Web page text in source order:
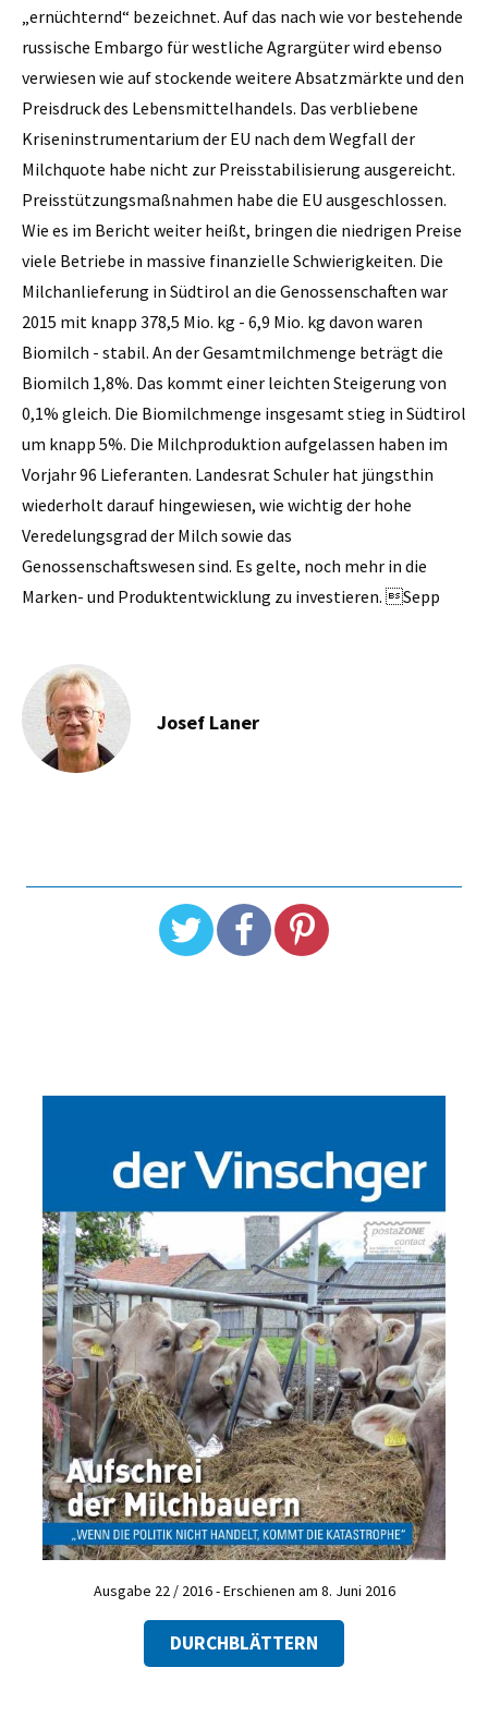
„ernüchternd“ bezeichnet. Auf das nach wie vor bestehende
russische Embargo für westliche Agrargüter wird ebenso
verwiesen wie auf stockende weitere Absatzmärkte und den
Preisdruck des Lebensmittel­handels. Das verbliebene
Kriseninstrumentarium der EU nach dem Wegfall der
Milchquote habe nicht zur Preisstabilisierung ausgereicht.
Preisstützungsmaßnahmen habe die EU ausgeschlossen.
Wie es im Bericht weiter heißt, bringen die niedrigen Preise
viele Betriebe in massive finanzielle Schwierigkeiten. Die
Milchanlieferung in Südtirol an die Genossenschaften war
2015 mit knapp 378,5 Mio. kg - 6,9 Mio. kg davon waren
Biomilch - stabil. An der Gesamtmilchmenge beträgt die
Biomilch 1,8%. Das kommt einer leichten Steigerung von
0,1% gleich. Die Biomilchmenge insgesamt stieg in Südtirol
um knapp 5%. Die Milchproduktion aufgelassen haben im
Vorjahr 96 Lieferanten. Landesrat Schuler hat jüngsthin
wiederholt darauf hingewiesen, wie wichtig der hohe
Veredelungsgrad der Milch sowie das
Genossenschaftswesen sind. Es gelte, noch mehr in die
Marken- und Produktentwicklung zu investieren. Sepp
Josef Laner
Ausgabe 22 / 2016 - Erschienen am 8. Juni 2016
DURCHBLÄTTERN